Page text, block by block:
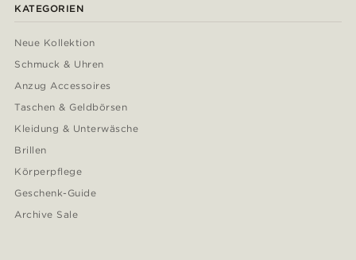
KATEGORIEN
Neue Kollektion
Schmuck & Uhren
Anzug Accessoires
Taschen & Geldbörsen
Kleidung & Unterwäsche
Brillen
Körperpflege
Geschenk-Guide
Archive Sale